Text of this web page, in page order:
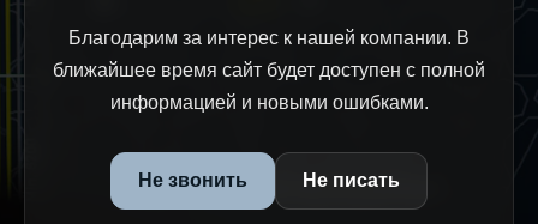
Благодарим за интерес к нашей компании. В
ближайшее время сайт будет доступен с полной
информацией и новыми ошибками.
Не звонить Не писать